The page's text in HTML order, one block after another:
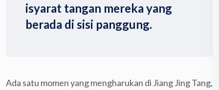
isyarat tangan mereka yang
berada di sisi panggung.
Ada satu momen yang mengharukan di Jiang Jing Tang,